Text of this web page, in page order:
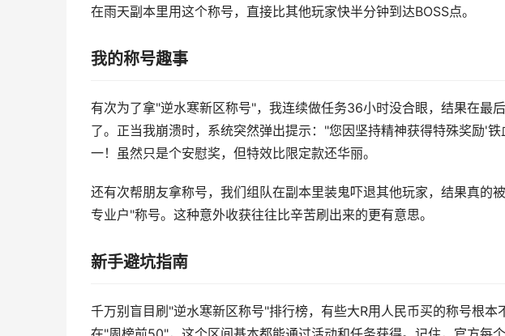
在雨天副本里用这个称号，直接比其他玩家快半分钟到达BOSS点。
我的称号趣事
有次为了拿"逆水寒新区称号"，我连续做任务36小时没合眼，结果在最
了。正当我崩溃时，系统突然弹出提示："您因坚持精神获得特殊奖励'
一！虽然只是个安慰奖，但特效比限定款还华丽。
还有次帮朋友拿称号，我们组队在副本里装鬼吓退其他玩家，结果真的
专业户"称号。这种意外收获往往比辛苦刷出来的更有意思。
新手避坑指南
千万别盲目刷"逆水寒新区称号"排行榜，有些大R用人民币买的称号根